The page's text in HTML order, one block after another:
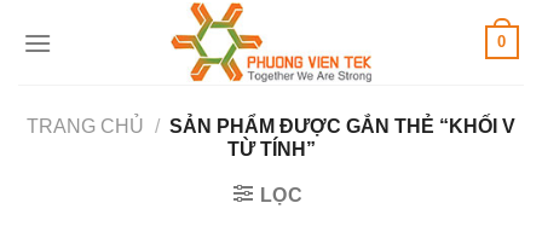
0
TRANG CHỦ / SẢN PHẨM ĐƯỢC GẮN THẺ “KHỐI V
TỪ TÍNH”
LỌC